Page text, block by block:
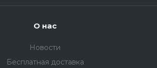
О нас
Новости
Бесплатная доставка